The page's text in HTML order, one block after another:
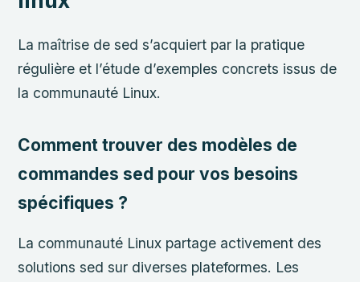
La maîtrise de sed s’acquiert par la pratique
régulière et l’étude d’exemples concrets issus de
la communauté Linux.
Comment trouver des modèles de
commandes sed pour vos besoins
spécifiques ?
La communauté Linux partage activement des
solutions sed sur diverses plateformes. Les